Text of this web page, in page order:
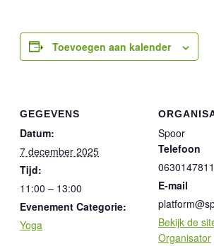
Toevoegen aan kalender
GEGEVENS
Datum:
7 december 2025
Tijd:
11:00 – 13:00
Evenement Categorie:
Yoga
Spoor
Telefoon
0630147811
E-mail
Bekijk de
Organisator